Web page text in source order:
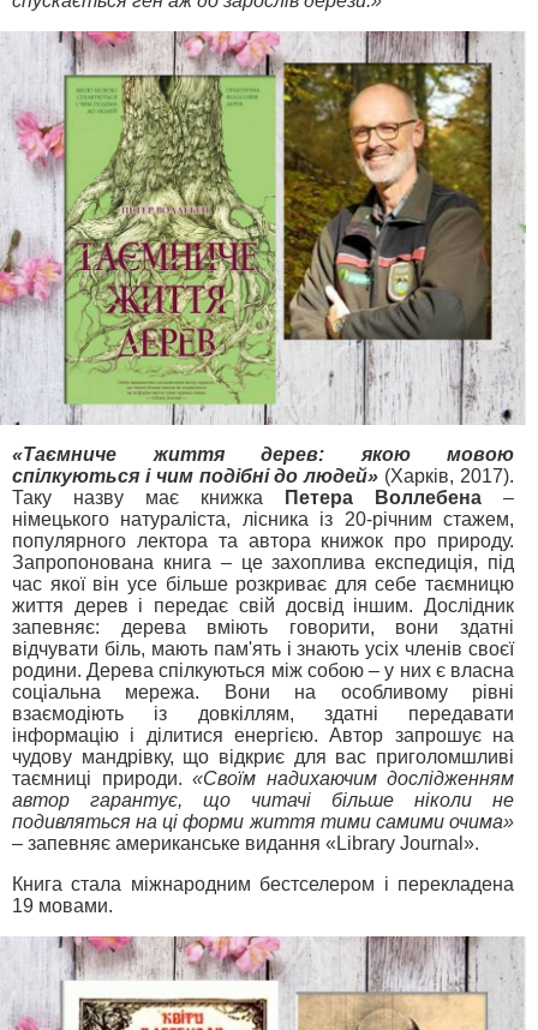
«Таємниче життя дерев: якою мовою
спілкуються і чим подібні до людей» (Харків, 2017).
Таку назву має книжка
Петера Воллебена –
німецького натураліста, лісника із 20-річним стажем,
популярного лектора та автора книжок про природу.
Запропонована книга – це захоплива експедиція, під
час якої він усе більше розкриває для себе таємницю
життя дерев і передає свій досвід іншим. Дослідник
запевняє: дерева вміють говорити, вони здатні
відчувати біль, мають пам'ять і знають усіх членів своєї
родини. Дерева спілкуються між собою – у них є власна
соціальна мережа. Вони на особливому рівні
взаємодіють із довкіллям, здатні передавати
інформацію і ділитися енергією. Автор запрошує на
чудову мандрівку, що відкриє для вас приголомшливі
таємниці природи. «Своїм надихаючим дослідженням
автор гарантує, що читачі більше ніколи не
подивляться на ці форми життя тими самими очима»
– запевняє американське видання «Library Journal».
Книга стала міжнародним бестселером і перекладена
19 мовами.